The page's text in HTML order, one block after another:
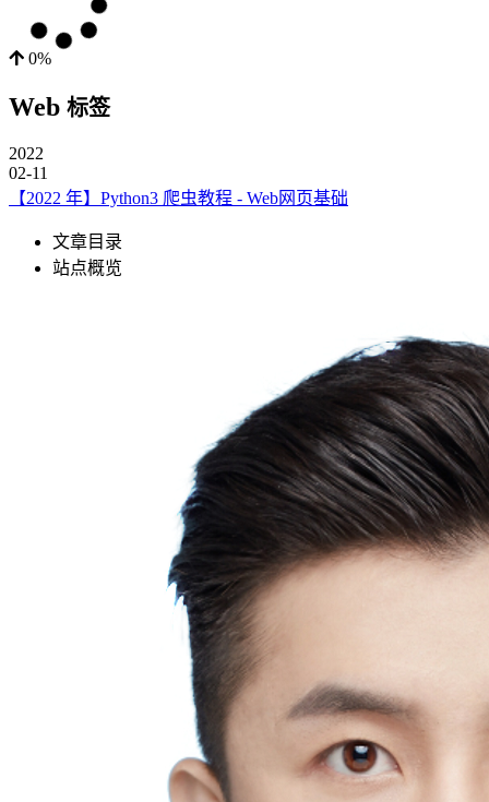
0%
Web 标签
2022
02-11
【2022 年】Python3 爬虫教程 - Web网页基础
文章目录
站点概览